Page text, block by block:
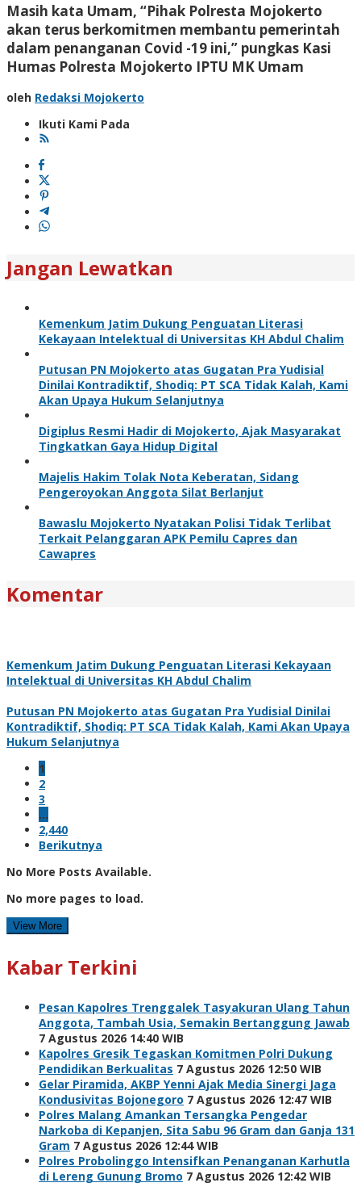
Masih kata Umam, “Pihak Polresta Mojokerto
akan terus berkomitmen membantu pemerintah
dalam penanganan Covid -19 ini,” pungkas Kasi
Humas Polresta Mojokerto IPTU MK Umam
oleh Redaksi Mojokerto
Ikuti Kami Pada
Jangan Lewatkan
Kemenkum Jatim Dukung Penguatan Literasi
Kekayaan Intelektual di Universitas KH Abdul Chalim
Putusan PN Mojokerto atas Gugatan Pra Yudisial
Dinilai Kontradiktif, Shodiq: PT SCA Tidak Kalah, Kami
Akan Upaya Hukum Selanjutnya
Digiplus Resmi Hadir di Mojokerto, Ajak Masyarakat
Tingkatkan Gaya Hidup Digital
Majelis Hakim Tolak Nota Keberatan, Sidang
Pengeroyokan Anggota Silat Berlanjut
Bawaslu Mojokerto Nyatakan Polisi Tidak Terlibat
Terkait Pelanggaran APK Pemilu Capres dan
Cawapres
Komentar
Kemenkum Jatim Dukung Penguatan Literasi Kekayaan
Intelektual di Universitas KH Abdul Chalim
Putusan PN Mojokerto atas Gugatan Pra Yudisial Dinilai
Kontradiktif, Shodiq: PT SCA Tidak Kalah, Kami Akan Upaya
Hukum Selanjutnya
1
2
3
…
2,440
Berikutnya
No More Posts Available.
No more pages to load.
View More
Kabar Terkini
Pesan Kapolres Trenggalek Tasyakuran Ulang Tahun
Anggota, Tambah Usia, Semakin Bertanggung Jawab
7 Agustus 2026 14:40 WIB
Kapolres Gresik Tegaskan Komitmen Polri Dukung
Pendidikan Berkualitas 7 Agustus 2026 12:50 WIB
Gelar Piramida, AKBP Yenni Ajak Media Sinergi Jaga
Kondusivitas Bojonegoro 7 Agustus 2026 12:47 WIB
Polres Malang Amankan Tersangka Pengedar
Narkoba di Kepanjen, Sita Sabu 96 Gram dan Ganja 131
Gram 7 Agustus 2026 12:44 WIB
Polres Probolinggo Intensifkan Penanganan Karhutla
di Lereng Gunung Bromo 7 Agustus 2026 12:42 WIB